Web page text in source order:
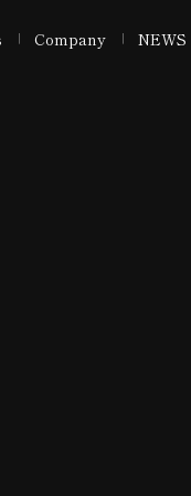
Company NEWS